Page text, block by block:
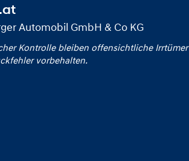
Automobil GmbH & Co KG
Kontrolle bleiben offensichtliche Irrtümer
vorbehalten.